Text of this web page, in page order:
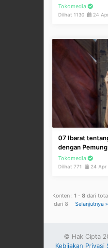
Tokomedia
Dilihat 1130 24
07 Ibarat
dengan
Tokomedia
Dilihat 771 24 Apr
Konten : 1 - 8 dari
dari 8
Selanjutnya »
© Hak Cipta
Kebijakan Privasi